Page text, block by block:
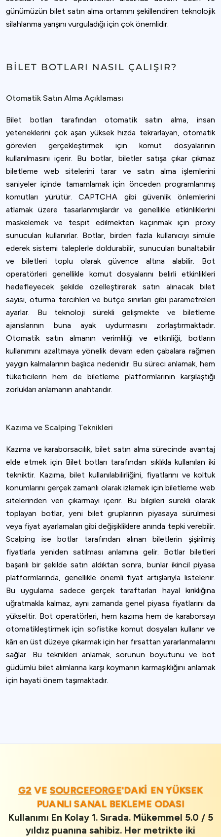
günümüzün bilet satın alma ortamını şekillendiren teknolojik
silahlanma yarışını vurguladığı için çok önemlidir.
BILET BOTLARI NASIL ÇALIŞIR?
Otomatik Satın Alma Açıklaması
Bilet botları tarafından otomatik satın alma, insan
yeteneklerini çok aşan yüksek hızda tekrarlayan, otomatik
görevleri gerçekleştirmek için komut dosyalarının
kullanılmasını içerir. Bu botlar, biletler satışa çıkar çıkmaz
biletleme web sitelerini tarar ve satın alma işlemlerini
saniyeler içinde tamamlamak için önceden programlanmış
komutları yürütür. CAPTCHA gibi güvenlik önlemlerini
atlamak üzere tasarlanmışlardır ve genellikle etkinliklerini
maskelemek ve tespit edilmekten kaçınmak için proxy
sunucuları kullanırlar. Botlar, birden fazla kullanıcıyı simüle
ederek sistemi taleplerle doldurabilir, sunucuları bunaltabilir
ve biletleri toplu olarak güvence altına alabilir. Bot
operatörleri genellikle komut dosyalarını belirli etkinlikleri
hedefleyecek şekilde özelleştirerek satın alınacak bilet
sayısı, oturma tercihleri ve bütçe sınırları gibi parametreleri
ayarlar. Bu teknoloji sürekli gelişmekte ve biletleme
ajanslarının buna ayak uydurmasını zorlaştırmaktadır.
Otomatik satın almanın verimliliği ve etkinliği, botların
kullanımını azaltmaya yönelik devam eden çabalara rağmen
yaygın kalmalarının başlıca nedenidir. Bu süreci anlamak, hem
tüketicilerin hem de biletleme platformlarının karşılaştığı
zorlukları anlamanın anahtarıdır.
Kazıma ve Scalping Teknikleri
Kazıma ve karaborsacılık, bilet satın alma sürecinde avantaj
elde etmek için Bilet botları tarafından sıklıkla kullanılan iki
tekniktir. Kazıma, bilet kullanılabilirliğini, fiyatlarını ve koltuk
konumlarını gerçek zamanlı olarak izlemek için biletleme web
sitelerinden veri çıkarmayı içerir. Bu bilgileri sürekli olarak
toplayan botlar, yeni bilet gruplarının piyasaya sürülmesi
veya fiyat ayarlamaları gibi değişikliklere anında tepki verebilir.
Scalping ise botlar tarafından alınan biletlerin şişirilmiş
fiyatlarla yeniden satılması anlamına gelir. Botlar biletleri
başarılı bir şekilde satın aldıktan sonra, bunlar ikincil piyasa
platformlarında, genellikle önemli fiyat artışlarıyla listelenir.
Bu uygulama sadece gerçek taraftarları hayal kırıklığına
uğratmakla kalmaz, aynı zamanda genel piyasa fiyatlarını da
yükseltir. Bot operatörleri, hem kazıma hem de karaborsayı
otomatikleştirmek için sofistike komut dosyaları kullanır ve
kârı en üst düzeye çıkarmak için her fırsattan yararlanmalarını
sağlar. Bu teknikleri anlamak, sorunun boyutunu ve bot
güdümlü bilet alımlarına karşı koymanın karmaşıklığını anlamak
için hayati önem taşımaktadır.
G2 VESOURCEFORGE'DAKI EN YÜKSEK
PUANLI SANAL BEKLEME ODASI
Kullanımı En Kolay 1. Sırada. Mükemmel 5.0 / 5
yıldız puanına sahibiz. Her metrikte iki